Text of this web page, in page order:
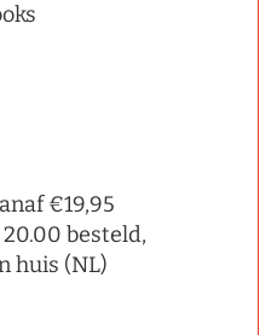
€19,95
besteld,
huis (NL)